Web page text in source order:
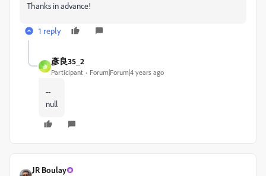
Thanks in advance!
1 reply
彥
彥良35_2
Participant Forum|Forum|4 years ago
--
null
JR Boulay